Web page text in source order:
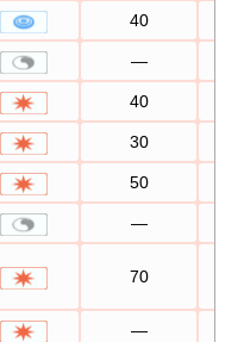
40
—
40
30
50
—
70
—